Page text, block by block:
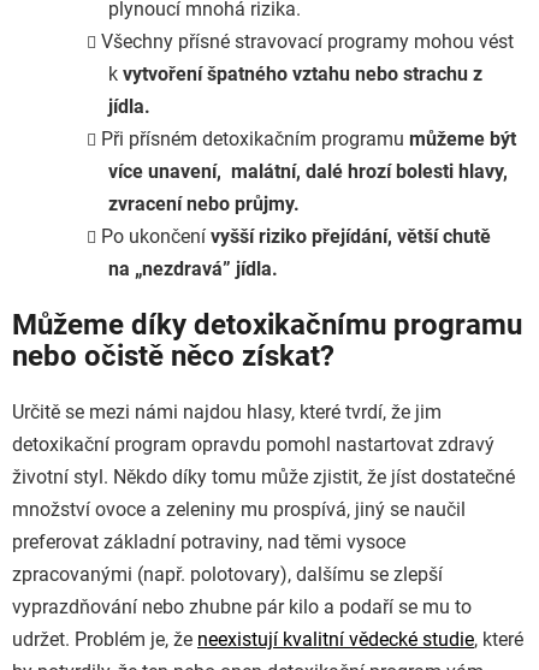
plynoucí mnohá rizika.
Všechny přísné stravovací programy mohou vést
k vytvoření špatného vztahu nebo strachu z
jídla.
Při přísném detoxikačním programu můžeme být
více unavení, malátní, dalé hrozí bolesti hlavy,
zvracení nebo průjmy.
Po ukončení vyšší riziko přejídání, větší chutě
na „nezdravá” jídla.
Můžeme díky detoxikačnímu programu
nebo očistě něco získat?
Určitě se mezi námi najdou hlasy, které tvrdí, že jim
detoxikační program opravdu pomohl nastartovat zdravý
životní styl. Někdo díky tomu může zjistit, že jíst dostatečné
množství ovoce a zeleniny mu prospívá, jiný se naučil
preferovat základní potraviny, nad těmi vysoce
zpracovanými (např. polotovary), dalšímu se zlepší
vyprazdňování nebo zhubne pár kilo a podaří se mu to
udržet. Problém je, že neexistují kvalitní vědecké studie, které